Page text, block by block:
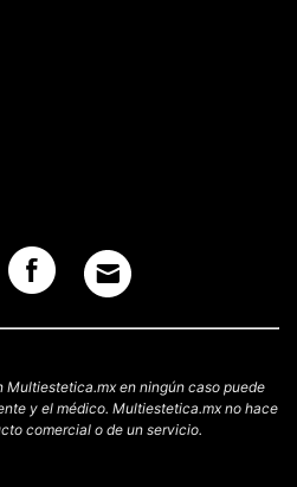
Multiestetica.mx en ningún caso puede
y el médico. Multiestetica.mx no hace
comercial o de un servicio.